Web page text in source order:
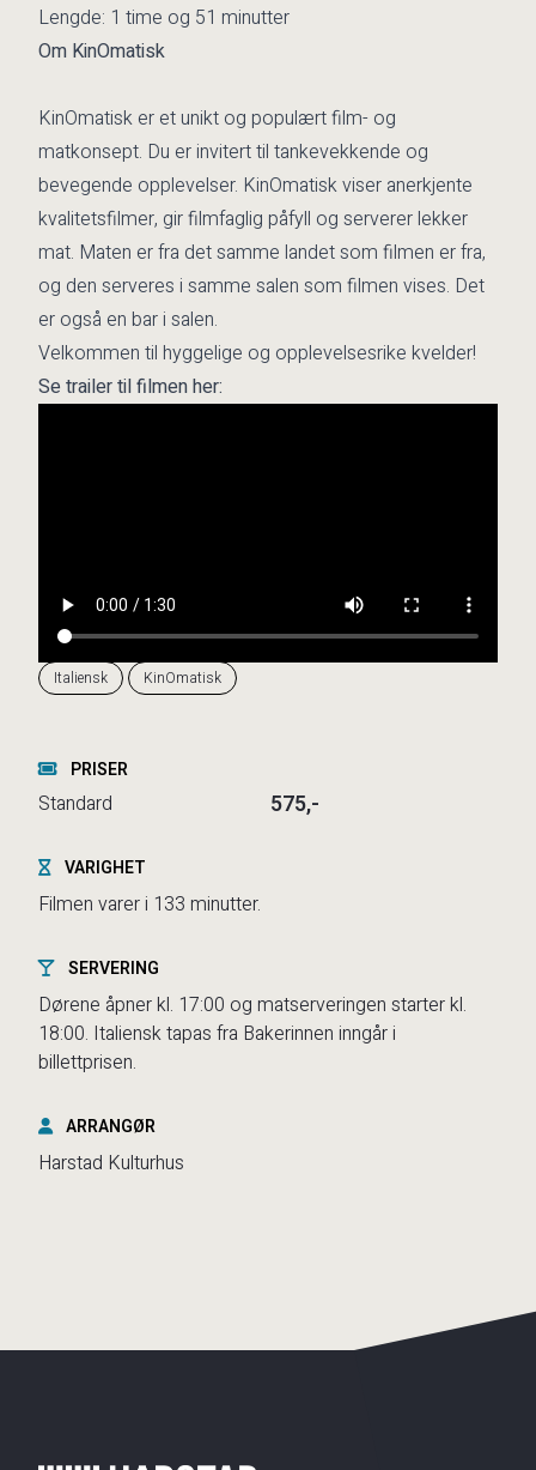
Lengde: 1 time og 51 minutter
Om KinOmatisk
KinOmatisk er et unikt og populært film- og
matkonsept. Du er invitert til tankevekkende og
bevegende opplevelser. KinOmatisk viser anerkjente
kvalitetsfilmer, gir filmfaglig påfyll og serverer lekker
mat. Maten er fra det samme landet som filmen er fra,
og den serveres i samme salen som filmen vises. Det
er også en bar i salen.
Velkommen til hyggelige og opplevelsesrike kvelder!
Se trailer til filmen her:
Italiensk KinOmatisk
PRISER
Standard 575,-
VARIGHET
Filmen varer i 133 minutter.
SERVERING
Dørene åpner kl. 17:00 og matserveringen starter kl.
18:00. Italiensk tapas fra Bakerinnen inngår i
billettprisen.
ARRANGØR
Harstad Kulturhus